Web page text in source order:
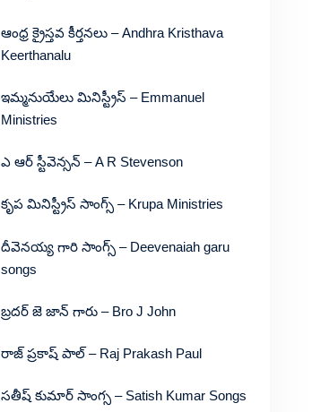
ఆంధ్ర క్రైస్తవ కీర్తనలు – Andhra Kristhava
Keerthanalu
ఇమ్మనుయేలు మినిస్ట్రీస్ – Emmanuel
Ministries
ఎ ఆర్ స్టీవెన్సన్ – A R Stevenson
కృప మినిస్ట్రీస్ సాంగ్స్ – Krupa Ministries
దీవెనయ్య గారి సాంగ్స్ – Deevenaiah garu
songs
బ్రదర్ జె జాన్ గారు – Bro J John
రాజ్ ప్రకాష్ పాల్ – Raj Prakash Paul
సతీష్ కుమార్ సాంగ్స – Satish Kumar Songs